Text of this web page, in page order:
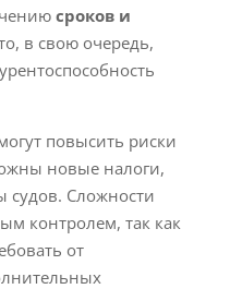
сроков и
в свою очередь,
повысить риски
новые налоги,
судов. Сложности
контролем, так как
от